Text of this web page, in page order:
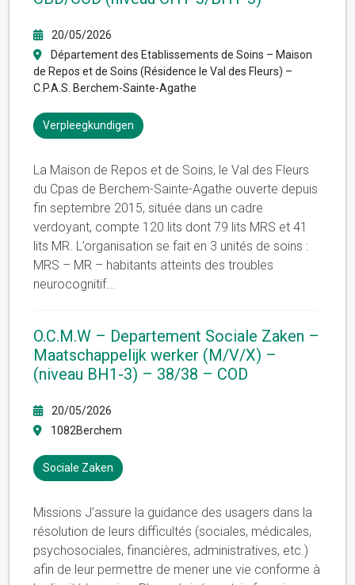
20/05/2026
Département des Etablissements de Soins – Maison
de Repos et de Soins (Résidence le Val des Fleurs) –
C.P.A.S. Berchem-Sainte-Agathe
Verpleegkundigen
La Maison de Repos et de Soins, le Val des Fleurs
du Cpas de Berchem-Sainte-Agathe ouverte depuis
fin septembre 2015, située dans un cadre
verdoyant, compte 120 lits dont 79 lits MRS et 41
lits MR. L’organisation se fait en 3 unités de soins :
MRS – MR – habitants atteints des troubles
neurocognitif...
O.C.M.W – Departement Sociale Zaken –
Maatschappelijk werker (M/V/X) –
(niveau BH1-3) – 38/38 – COD
20/05/2026
1082Berchem
Sociale Zaken
Missions J’assure la guidance des usagers dans la
résolution de leurs difficultés (sociales, médicales,
psychosociales, financières, administratives, etc.)
afin de leur permettre de mener une vie conforme à